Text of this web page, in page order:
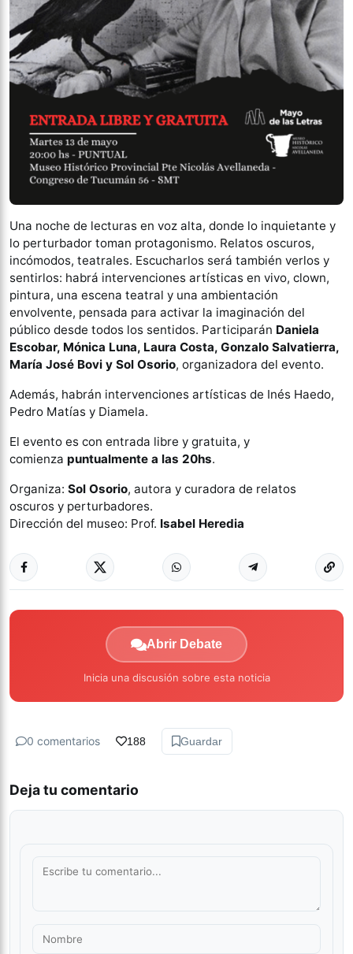
Una noche de lecturas en voz alta, donde lo inquietante y
lo perturbador toman protagonismo. Relatos oscuros,
incómodos, teatrales. Escucharlos será también verlos y
sentirlos: habrá intervenciones artísticas en vivo, clown,
pintura, una escena teatral y una ambientación
envolvente, pensada para activar la imaginación del
público desde todos los sentidos. Participarán Daniela
Escobar, Mónica Luna, Laura Costa, Gonzalo Salvatierra,
María José Bovi y Sol Osorio, organizadora del evento.
Además, habrán intervenciones artísticas de Inés Haedo,
Pedro Matías y Diamela.
El evento es con entrada libre y gratuita, y
comienza puntualmente a las 20hs.
Organiza: Sol Osorio, autora y curadora de relatos
oscuros y perturbadores.
Dirección del museo: Prof. Isabel Heredia
Abrir Debate
Inicia una discusión sobre esta noticia
0 comentarios 188 Guardar
Deja tu comentario